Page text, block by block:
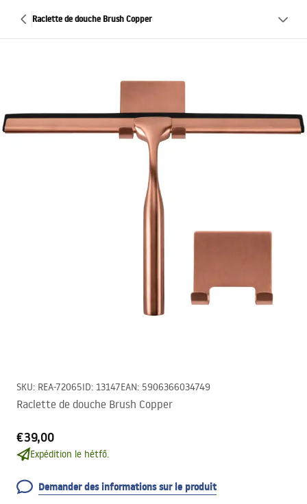
Raclette de douche Brush Copper
SKU: REA-72065ID: 13147EAN: 5906366034749
Raclette de douche Brush Copper
€39,00
Expédition le hétfő.
Demander des informations sur le produit